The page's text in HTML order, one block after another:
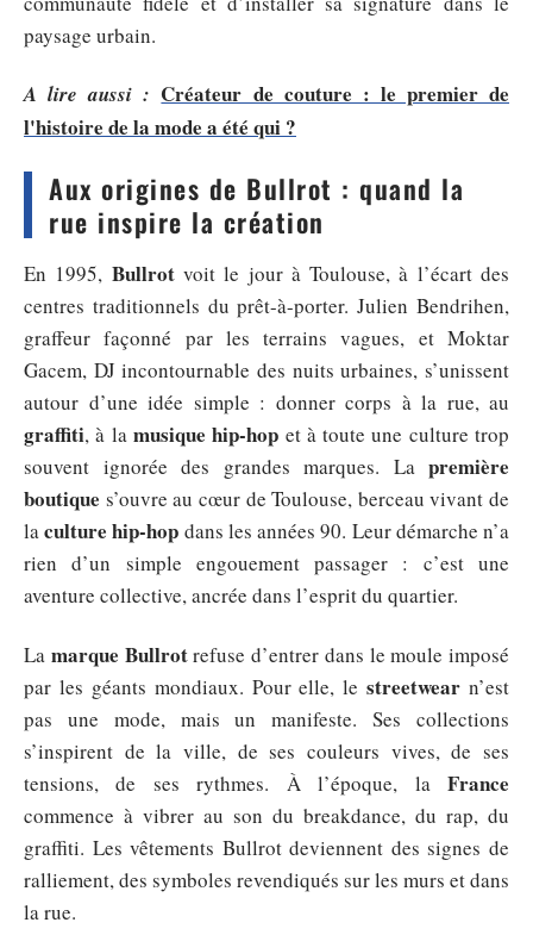
paysage urbain.
A lire aussi : Créateur de couture : le premier de
l'histoire de la mode a été qui ?
Aux origines de Bullrot : quand la
rue inspire la création
En 1995, Bullrotvoit le jour à Toulouse, à l’écart des
centres traditionnels du prêt-à-porter. Julien Bendrihen,
graffeur façonné par les terrains vagues, et Moktar
Gacem, DJ incontournable des nuits urbaines, s’unissent
autour d’une idée simple : donner corps à la rue, au
graffiti, à la musique hip-hop et à toute une culture trop
souvent ignorée des grandes marques. La première
boutique s’ouvre au cœur de Toulouse, berceau vivant de
laculture hip-hop dans les années 90. Leur démarche n’a
rien d’un simple engouement passager : c’est une
aventure collective, ancrée dans l’esprit du quartier.
La marque Bullrotrefuse d’entrer dans le moule imposé
par les géants mondiaux. Pour elle, lestreetwear n’est
pas une mode, mais un manifeste. Ses collections
s’inspirent de la ville, de ses couleurs vives, de ses
tensions, de ses rythmes. À l’époque, la France
commence à vibrer au son du breakdance, du rap, du
graffiti. Les vêtements Bullrot deviennent des signes de
ralliement, des symboles revendiqués sur les murs et dans
la rue.